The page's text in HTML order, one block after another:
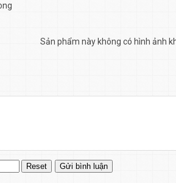
Sản phẩm này không có hình ảnh